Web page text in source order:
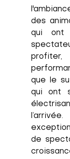
des
qui ont
que le
qui ont
de